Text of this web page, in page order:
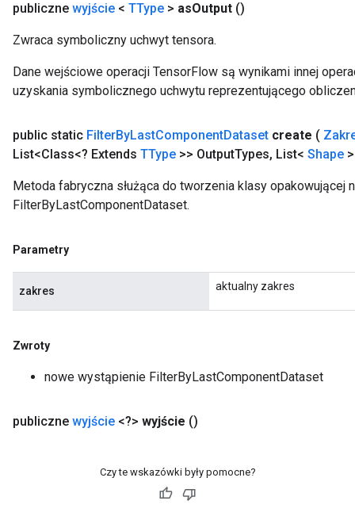
publiczne wyjście < TType > asOutput ()
Zwraca symboliczny uchwyt tensora.
Dane wejściowe operacji TensorFlow są wynikami innej
uzyskania symbolicznego uchwytu reprezentującego
public static FilterByLastComponentDataset create (
List<Class<? Extends TType >> OutputTypes, List< Shape
Metoda fabryczna służąca do tworzenia klasy opakowującej
FilterByLastComponentDataset.
Parametry
zakres aktualny zakres
Zwroty
nowe wystąpienie FilterByLastComponentDataset
publiczne wyjście <?> wyjście ()
Czy te wskazówki były pomocne?